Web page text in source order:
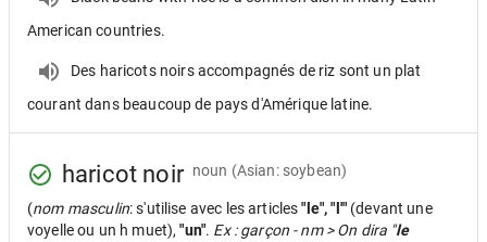
American countries.
Des haricots noirs accompagnés de riz sont un plat
courant dans beaucoup de pays d'Amérique latine.
haricot noir noun (Asian: soybean)
(nom masculin: s'utilise avec les articles"le", "l'" (devant une
voyelle ou un h muet),"un". Ex : garçon - nm > On dira "le